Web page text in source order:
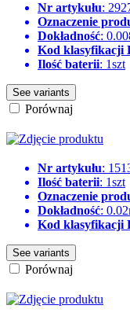
Nr artykułu:
Oznaczenie
Dokładność:
Kod klasyfikacji
Ilość baterii: 1szt
See variants
Porównaj
Nr artykułu:
Ilość baterii: 1szt
Oznaczenie
Dokładność:
Kod klasyfikacji
See variants
Porównaj